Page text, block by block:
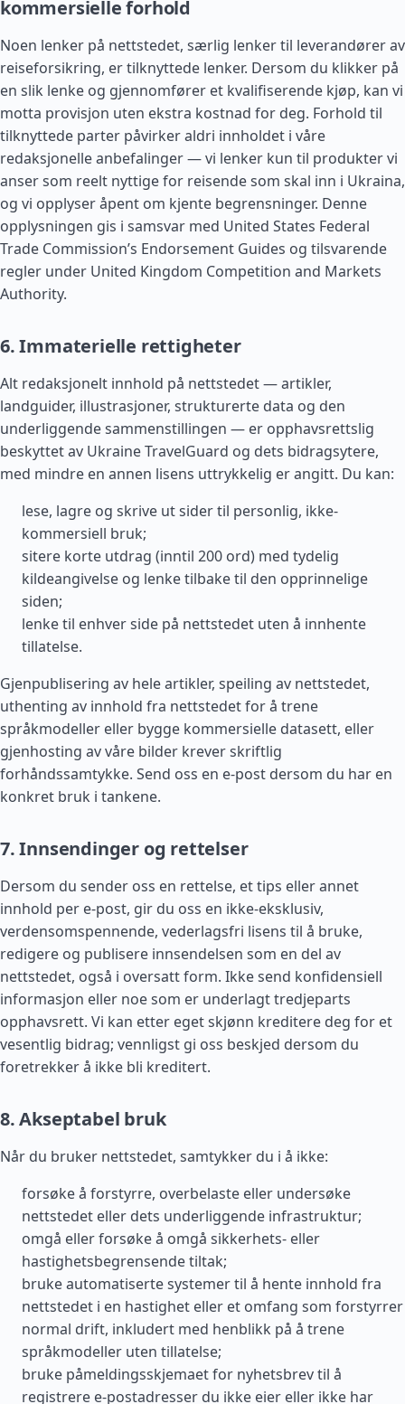
kommersielle forhold
Noen lenker på nettstedet, særlig lenker til leverandører av
reiseforsikring, er tilknyttede lenker. Dersom du klikker på
en slik lenke og gjennomfører et kvalifiserende kjøp, kan vi
motta provisjon uten ekstra kostnad for deg. Forhold til
tilknyttede parter påvirker aldri innholdet i våre
redaksjonelle anbefalinger — vi lenker kun til produkter vi
anser som reelt nyttige for reisende som skal inn i Ukraina,
og vi opplyser åpent om kjente begrensninger. Denne
opplysningen gis i samsvar med United States Federal
Trade Commission’s Endorsement Guides og tilsvarende
regler under United Kingdom Competition and Markets
Authority.
6. Immaterielle rettigheter
Alt redaksjonelt innhold på nettstedet — artikler,
landguider, illustrasjoner, strukturerte data og den
underliggende sammenstillingen — er opphavsrettslig
beskyttet av Ukraine TravelGuard og dets bidragsytere,
med mindre en annen lisens uttrykkelig er angitt. Du kan:
lese, lagre og skrive ut sider til personlig, ikke-
kommersiell bruk;
sitere korte utdrag (inntil 200 ord) med tydelig
kildeangivelse og lenke tilbake til den opprinnelige
siden;
lenke til enhver side på nettstedet uten å innhente
tillatelse.
Gjenpublisering av hele artikler, speiling av nettstedet,
uthenting av innhold fra nettstedet for å trene
språkmodeller eller bygge kommersielle datasett, eller
gjenhosting av våre bilder krever skriftlig
forhåndssamtykke. Send oss en e-post dersom du har en
konkret bruk i tankene.
7. Innsendinger og rettelser
Dersom du sender oss en rettelse, et tips eller annet
innhold per e-post, gir du oss en ikke-eksklusiv,
verdensomspennende, vederlagsfri lisens til å bruke,
redigere og publisere innsendelsen som en del av
nettstedet, også i oversatt form. Ikke send konfidensiell
informasjon eller noe som er underlagt tredjeparts
opphavsrett. Vi kan etter eget skjønn kreditere deg for et
vesentlig bidrag; vennligst gi oss beskjed dersom du
foretrekker å ikke bli kreditert.
8. Akseptabel bruk
Når du bruker nettstedet, samtykker du i å ikke:
forsøke å forstyrre, overbelaste eller undersøke
nettstedet eller dets underliggende infrastruktur;
omgå eller forsøke å omgå sikkerhets- eller
hastighetsbegrensende tiltak;
bruke automatiserte systemer til å hente innhold fra
nettstedet i en hastighet eller et omfang som forstyrrer
normal drift, inkludert med henblikk på å trene
språkmodeller uten tillatelse;
bruke påmeldingsskjemaet for nyhetsbrev til å
registrere e-postadresser du ikke eier eller ikke har